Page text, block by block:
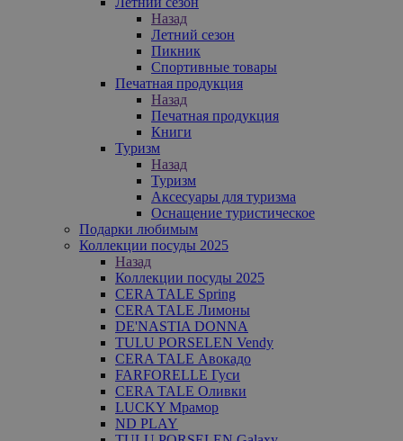
Назад
Летний сезон
Пикник
Спортивные товары
Печатная продукция
Назад
Печатная продукция
Книги
Туризм
Назад
Туризм
Аксесуары для туризма
Оснащение туристическое
Подарки любимым
Коллекции посуды 2025
Назад
Коллекции посуды 2025
CERA TALE Spring
CERA TALE Лимоны
DE'NASTIA DONNA
TULU PORSELEN Vendy
CERA TALE Авокадо
FARFORELLE Гуси
CERA TALE Оливки
LUCKY Мрамор
ND PLAY